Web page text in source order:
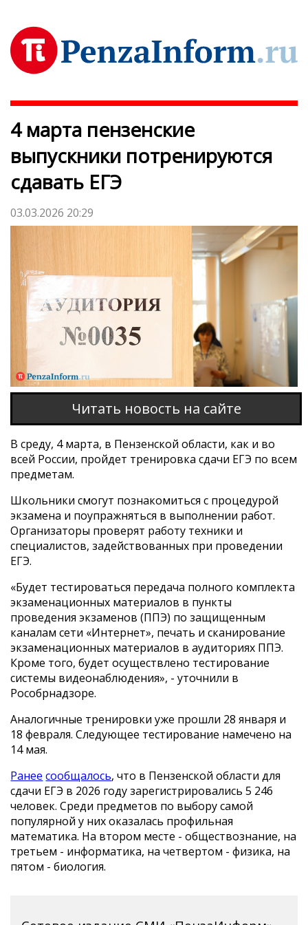
4 марта пензенские
выпускники потренируются
сдавать ЕГЭ
03.03.2026 20:29
Читать новость на сайте
В среду, 4 марта, в Пензенской области, как и во
всей России, пройдет тренировка сдачи ЕГЭ по всем
предметам.
Школьники смогут познакомиться с процедурой
экзамена и поупражняться в выполнении работ.
Организаторы проверят работу техники и
специалистов, задействованных при проведении
ЕГЭ.
«Будет тестироваться передача полного комплекта
экзаменационных материалов в пункты
проведения экзаменов (ППЭ) по защищенным
каналам сети «Интернет», печать и сканирование
экзаменационных материалов в аудиториях ППЭ.
Кроме того, будет осуществлено тестирование
системы видеонаблюдения», - уточнили в
Рособрнадзоре.
Аналогичные тренировки уже прошли 28 января и
18 февраля. Следующее тестирование намечено на
14 мая.
Ранее сообщалось, что в Пензенской области для
сдачи ЕГЭ в 2026 году зарегистрировались 5 246
человек. Среди предметов по выбору самой
популярной у них оказалась профильная
математика. На втором месте - обществознание, на
третьем - информатика, на четвертом - физика, на
пятом - биология.